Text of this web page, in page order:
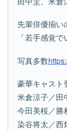
先輩俳優揃い
「若手感覚で
写真多数
豪華キャスト
米倉涼子／田
今田美桜／勝
染谷将太／西